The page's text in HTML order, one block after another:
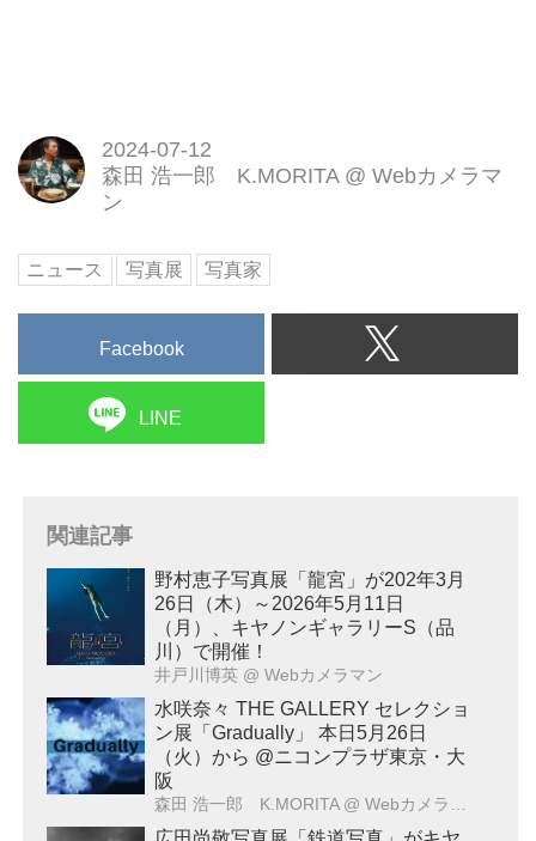
2024-07-12
森田 浩一郎 K.MORITA @ Webカメラマ
ン
ニュース 写真展 写真家
Facebook
LINE
関連記事
野村恵子写真展「龍宮」が202年3月
26日（木）～2026年5月11日
（月）、キヤノンギャラリーS（品
川）で開催！
井戸川博英 @ Webカメラマン
水咲奈々 THE GALLERY セレクショ
ン展「Gradually」 本日5月26日
（火）から @ニコンプラザ東京・大
阪
森田 浩一郎 K.MORITA @ Webカメラマン